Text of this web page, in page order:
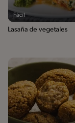
Fácil
Lasaña de vegetales